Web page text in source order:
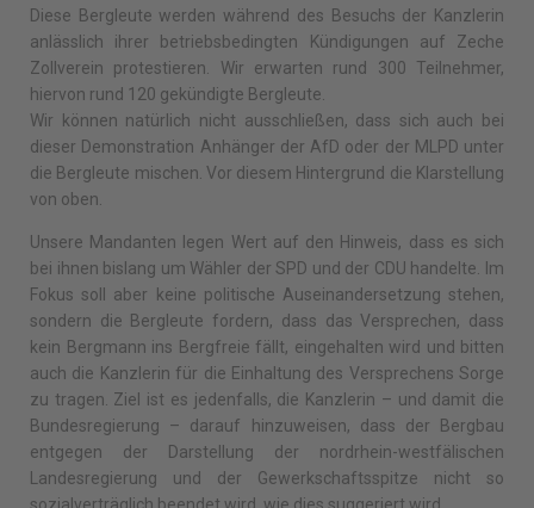
Diese Bergleute werden während des Besuchs der Kanzlerin
anlässlich ihrer betriebsbedingten Kündigungen auf Zeche
Zollverein protestieren. Wir erwarten rund 300 Teilnehmer,
hiervon rund 120 gekündigte Bergleute.
Wir können natürlich nicht ausschließen, dass sich auch bei
dieser Demonstration Anhänger der AfD oder der MLPD unter
die Bergleute mischen. Vor diesem Hintergrund die Klarstellung
von oben.
Unsere Mandanten legen Wert auf den Hinweis, dass es sich
bei ihnen bislang um Wähler der SPD und der CDU handelte. Im
Fokus soll aber keine politische Auseinandersetzung stehen,
sondern die Bergleute fordern, dass das Versprechen, dass
kein Bergmann ins Bergfreie fällt, eingehalten wird und bitten
auch die Kanzlerin für die Einhaltung des Versprechens Sorge
zu tragen. Ziel ist es jedenfalls, die Kanzlerin – und damit die
Bundesregierung – darauf hinzuweisen, dass der Bergbau
entgegen der Darstellung der nordrhein-westfälischen
Landesregierung und der Gewerkschaftsspitze nicht so